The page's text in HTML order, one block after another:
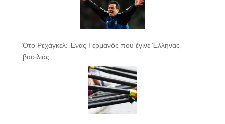
Ότο Ρεχάγκελ: Ένας Γερμανός που έγινε Έλληνας
βασιλιάς